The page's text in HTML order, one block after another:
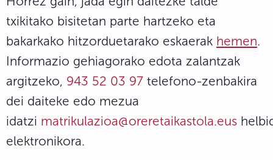
txikitako bisitetan parte hartzeko eta
bakarkako hitzorduetarako eskaerak hemen.
Informazio gehiagorako edota zalantzak
argitzeko, 943 52 03 97 telefono-zenbakira
dei daiteke edo mezua
idatzi matrikulazioa@oreretaikastola.eus
elektronikora.